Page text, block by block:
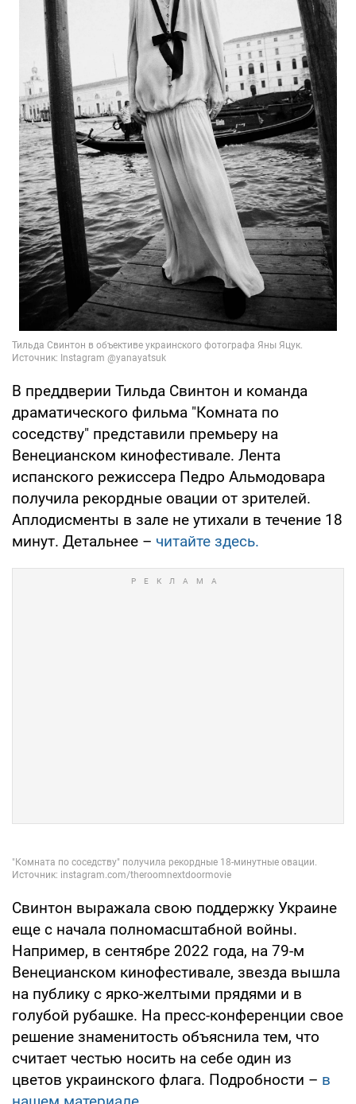
В преддверии Тильда Свинтон и команда
драматического фильма "Комната по
соседству" представили премьеру на
Венецианском кинофестивале. Лента
испанского режиссера Педро Альмодовара
получила рекордные овации от зрителей.
Аплодисменты в зале не утихали в течение 18
минут. Детальнее – читайте здесь.
Свинтон выражала свою поддержку Украине
еще с начала полномасштабной войны.
Например, в сентябре 2022 года, на 79-м
Венецианском кинофестивале, звезда вышла
на публику с ярко-желтыми прядями и в
голубой рубашке. На пресс-конференции свое
решение знаменитость объяснила тем, что
считает честью носить на себе один из
цветов украинского флага. Подробности – в